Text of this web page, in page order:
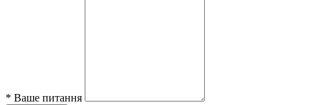
* Ваше питання